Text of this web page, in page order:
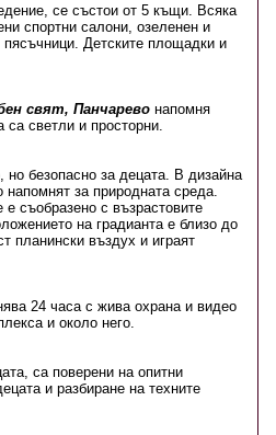
се състои от 5 къщи. Всяка
спортни салони, озеленен и
Детските площадки и
свят, Панчаревонапомня
светли и просторни.
безопасно за децата. В дизайна
за природната среда.
е съобразено с възрастовите
на градианта е близо до
планински въздух и играят
24 часа с жива охрана и видео
и около него.
са поверени на опитни
и разбиране на техните